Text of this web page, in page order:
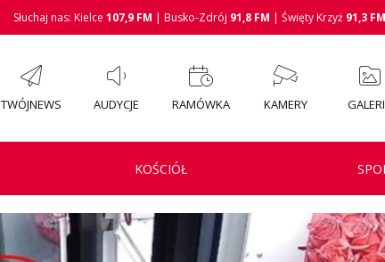
Słuchaj nas: Kielce 107,9 FM | Busko-Zdrój 91,8 FM | Święty Krzyż 91,3 FM
TWÓJNEWS AUDYCJE RAMÓWKA KAMERY
KOŚCIÓŁ